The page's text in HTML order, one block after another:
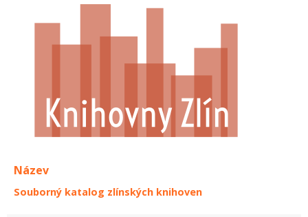
Název
Souborný katalog zlínských knihoven